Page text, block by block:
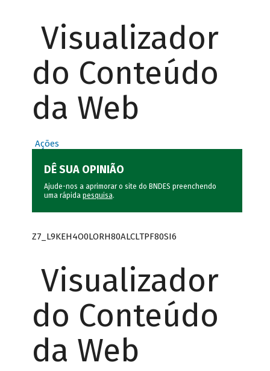
Visualizador
do Conteúdo
da Web
Ações
DÊ SUA OPINIÃO
Ajude-nos a aprimorar o site do BNDES preenchendo
uma rápida pesquisa.
Z7_L9KEH4O0LORH80ALCLTPF80SI6
Visualizador
do Conteúdo
da Web